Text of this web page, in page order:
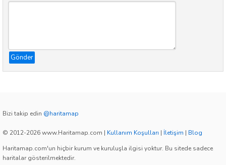
Gönder
Bizi takip edin @haritamap
© 2012-2026 www.Haritamap.com | Kullanım Koşulları | İletişim | Blog
Haritamap.com'un hiçbir kurum ve kuruluşla ilgisi yoktur. Bu sitede sadece
haritalar gösterilmektedir.